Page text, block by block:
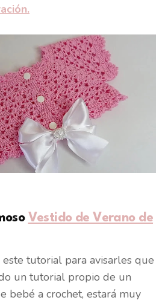
Vestido de Verano de
tutorial para avisarles que
un tutorial propio de un
bebé a crochet, estará muy